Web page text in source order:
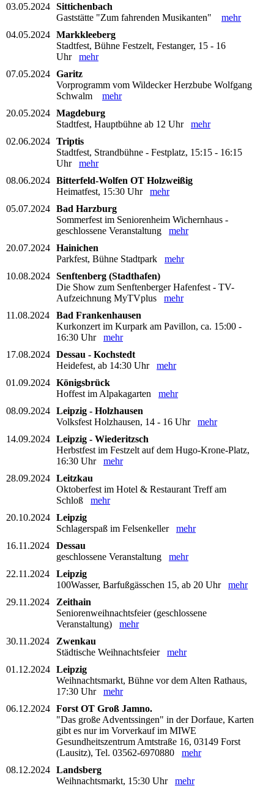
03.05.2024 Sittichenbach
Gaststätte "Zum fahrenden Musikanten" mehr
04.05.2024 Markkleeberg
Stadtfest, Bühne Festzelt, Festanger, 15 - 16
Uhr mehr
07.05.2024 Garitz
Vorprogramm vom Wildecker Herzbube Wolfgang
Schwalm mehr
20.05.2024 Magdeburg
Stadtfest, Hauptbühne ab 12 Uhr mehr
02.06.2024 Triptis
Stadtfest, Strandbühne - Festplatz, 15:15 - 16:15
Uhr mehr
08.06.2024 Bitterfeld-Wolfen OT Holzweißig
Heimatfest, 15:30 Uhr mehr
05.07.2024 Bad Harzburg
Sommerfest im Seniorenheim Wichernhaus -
geschlossene Veranstaltung mehr
20.07.2024 Hainichen
Parkfest, Bühne Stadtpark mehr
10.08.2024 Senftenberg (Stadthafen)
Die Show zum Senftenberger Hafenfest - TV-
Aufzeichnung MyTVplus mehr
11.08.2024
Bad Frankenhausen
Kurkonzert im Kurpark am Pavillon, ca. 15:00 -
16:30 Uhr mehr
17.08.2024 Dessau - Kochstedt
Heidefest, ab 14:30 Uhr mehr
01.09.2024 Königsbrück
Hoffest im Alpakagarten mehr
08.09.2024 Leipzig - Holzhausen
Volksfest Holzhausen, 14 - 16 Uhr mehr
14.09.2024 Leipzig - Wiederitzsch
Herbstfest im Festzelt auf dem Hugo-Krone-Platz,
16:30 Uhr mehr
28.09.2024 Leitzkau
Oktoberfest im Hotel & Restaurant Treff am
Schloß mehr
20.10.2024 Leipzig
Schlagerspaß im Felsenkeller mehr
16.11.2024
Dessau
geschlossene Veranstaltung mehr
22.11.2024
Leipzig
100Wasser, Barfußgässchen 15, ab 20 Uhr mehr
29.11.2024
Zeithain
Seniorenweihnachtsfeier (geschlossene
Veranstaltung) mehr
30.11.2024
Zwenkau
Städtische Weihnachtsfeier mehr
01.12.2024 Leipzig
Weihnachtsmarkt, Bühne vor dem Alten Rathaus,
17:30 Uhr mehr
06.12.2024 Forst OT Groß Jamno.
"Das große Adventssingen" in der Dorfaue, Karten
gibt es nur im Vorverkauf im MIWE
Gesundheitszentrum Amtstraße 16, 03149 Forst
(Lausitz), Tel. 03562-6970880 mehr
08.12.2024 Landsberg
Weihnachtsmarkt, 15:30 Uhr mehr